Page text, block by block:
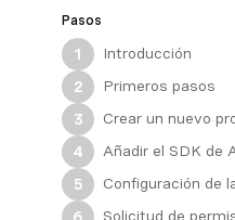
Pasos
1
Introducción
2
Primeros pasos
3
Crear un nuevo
4
Añadir el SDK de
5
Configuración de
6
Solicitud de